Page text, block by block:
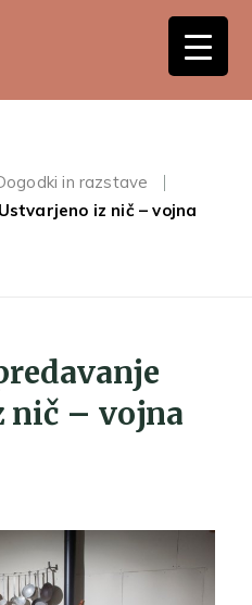
in razstave
iz nič – vojna
nič – vojna